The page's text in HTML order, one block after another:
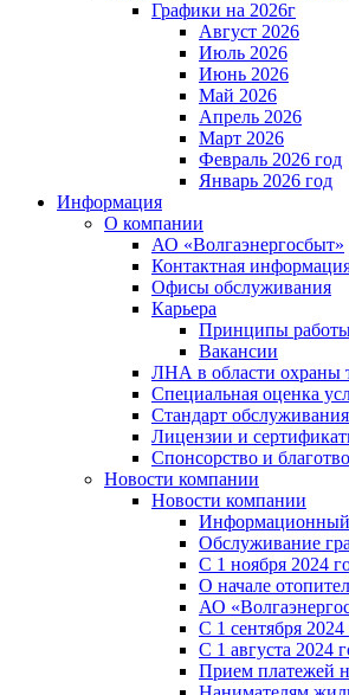
Графики на 2026г
Август 2026
Июль 2026
Июнь 2026
Май 2026
Апрель 2026
Март 2026
Февраль 2026 год
Январь 2026 год
Информация
О компании
АО «Волгаэнергосбыт»
Контактная
Офисы обслуживания
Карьера
Принципы
Вакансии
ЛНА в области охраны
Специальная оценка
Стандарт
Лицензии и
Спонсорство и
Новости компании
Новости компании
Информационный
Обслуживание
С 1 ноября 2024
О начале
АО
С 1 сентября
С 1 августа 2024
Прием платежей